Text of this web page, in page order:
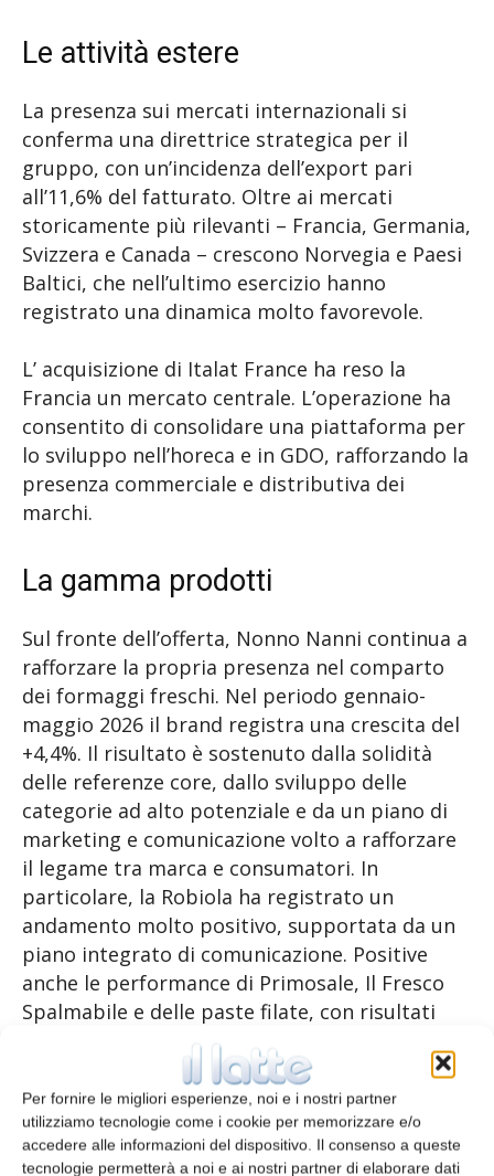
Per fornire le migliori esperienze, noi e i nostri partner
utilizziamo tecnologie come i cookie per memorizzare e/o
accedere alle informazioni del dispositivo. Il consenso a queste
tecnologie permetterà a noi e ai nostri partner di elaborare dati
Le attività estere
La presenza sui mercati internazionali si
conferma una direttrice strategica per il
gruppo, con un’incidenza dell’export pari
all’11,6% del fatturato. Oltre ai mercati
storicamente più rilevanti – Francia, Germania,
Svizzera e Canada – crescono Norvegia e Paesi
Baltici, che nell’ultimo esercizio hanno
registrato una dinamica molto favorevole.
L’ acquisizione di Italat France ha reso la
Francia un mercato centrale. L’operazione ha
consentito di consolidare una piattaforma per
lo sviluppo nell’horeca e in GDO, rafforzando la
presenza commerciale e distributiva dei
marchi.
La gamma prodotti
Sul fronte dell’offerta, Nonno Nanni continua a
rafforzare la propria presenza nel comparto
dei formaggi freschi. Nel periodo gennaio-
maggio 2026 il brand registra una crescita del
+4,4%. Il risultato è sostenuto dalla solidità
delle referenze core, dallo sviluppo delle
categorie ad alto potenziale e da un piano di
marketing e comunicazione volto a rafforzare
il legame tra marca e consumatori. In
particolare, la Robiola ha registrato un
andamento molto positivo, supportata da un
piano integrato di comunicazione. Positive
anche le performance di Primosale, Il Fresco
Spalmabile e delle paste filate, con risultati
significativi per Mozzarella, Burrata e
Particolare rilevanza assume il segmento
Lactose Free, oggi tra le categorie più